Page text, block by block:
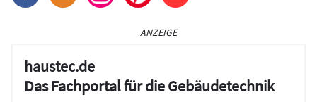
ANZEIGE
haustec.de
Das Fachportal für die Gebäudetechnik